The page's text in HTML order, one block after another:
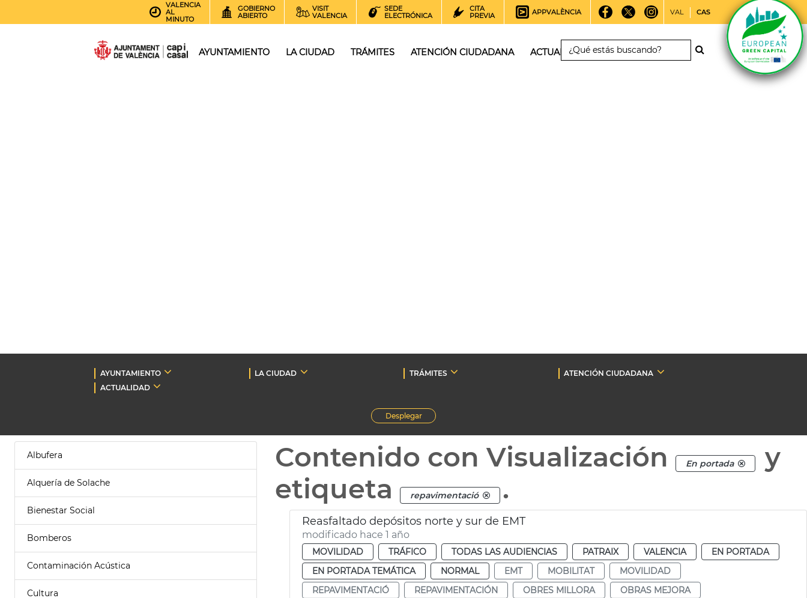
VALENCIA
AL
MINUTO
GOBIERNO
ABIERTO
VISIT
VALENCIA
SEDE
ELECTRÓNICA
CITA
PREVIA
APPVALÈNCIA VAL CAS
AYUNTAMIENTO LA CIUDAD TRÁMITES ATENCIÓN CIUDADANA ACTUALIDAD
AYUNTAMIENTO LA CIUDAD TRÁMITES
ATENCIÓN CIUDADANA
ACTUALIDAD
Desplegar
Albufera
Alquería de Solache
Bienestar Social
Bomberos
Contaminación Acústica
Cultura
Contenido con Visualización En portada
y
etiqueta
repavimentació .
Reasfaltado depósitos norte y sur de EMT
modificado hace 1 año
MOVILIDAD TRÁFICO TODAS LAS AUDIENCIAS PATRAIX VALENCIA
EN PORTADA
EN PORTADA TEMÁTICA
NORMAL EMT MOBILITAT
MOVILIDAD
REPAVIMENTACIÓ
REPAVIMENTACIÓN OBRES MILLORA
OBRAS MEJORA